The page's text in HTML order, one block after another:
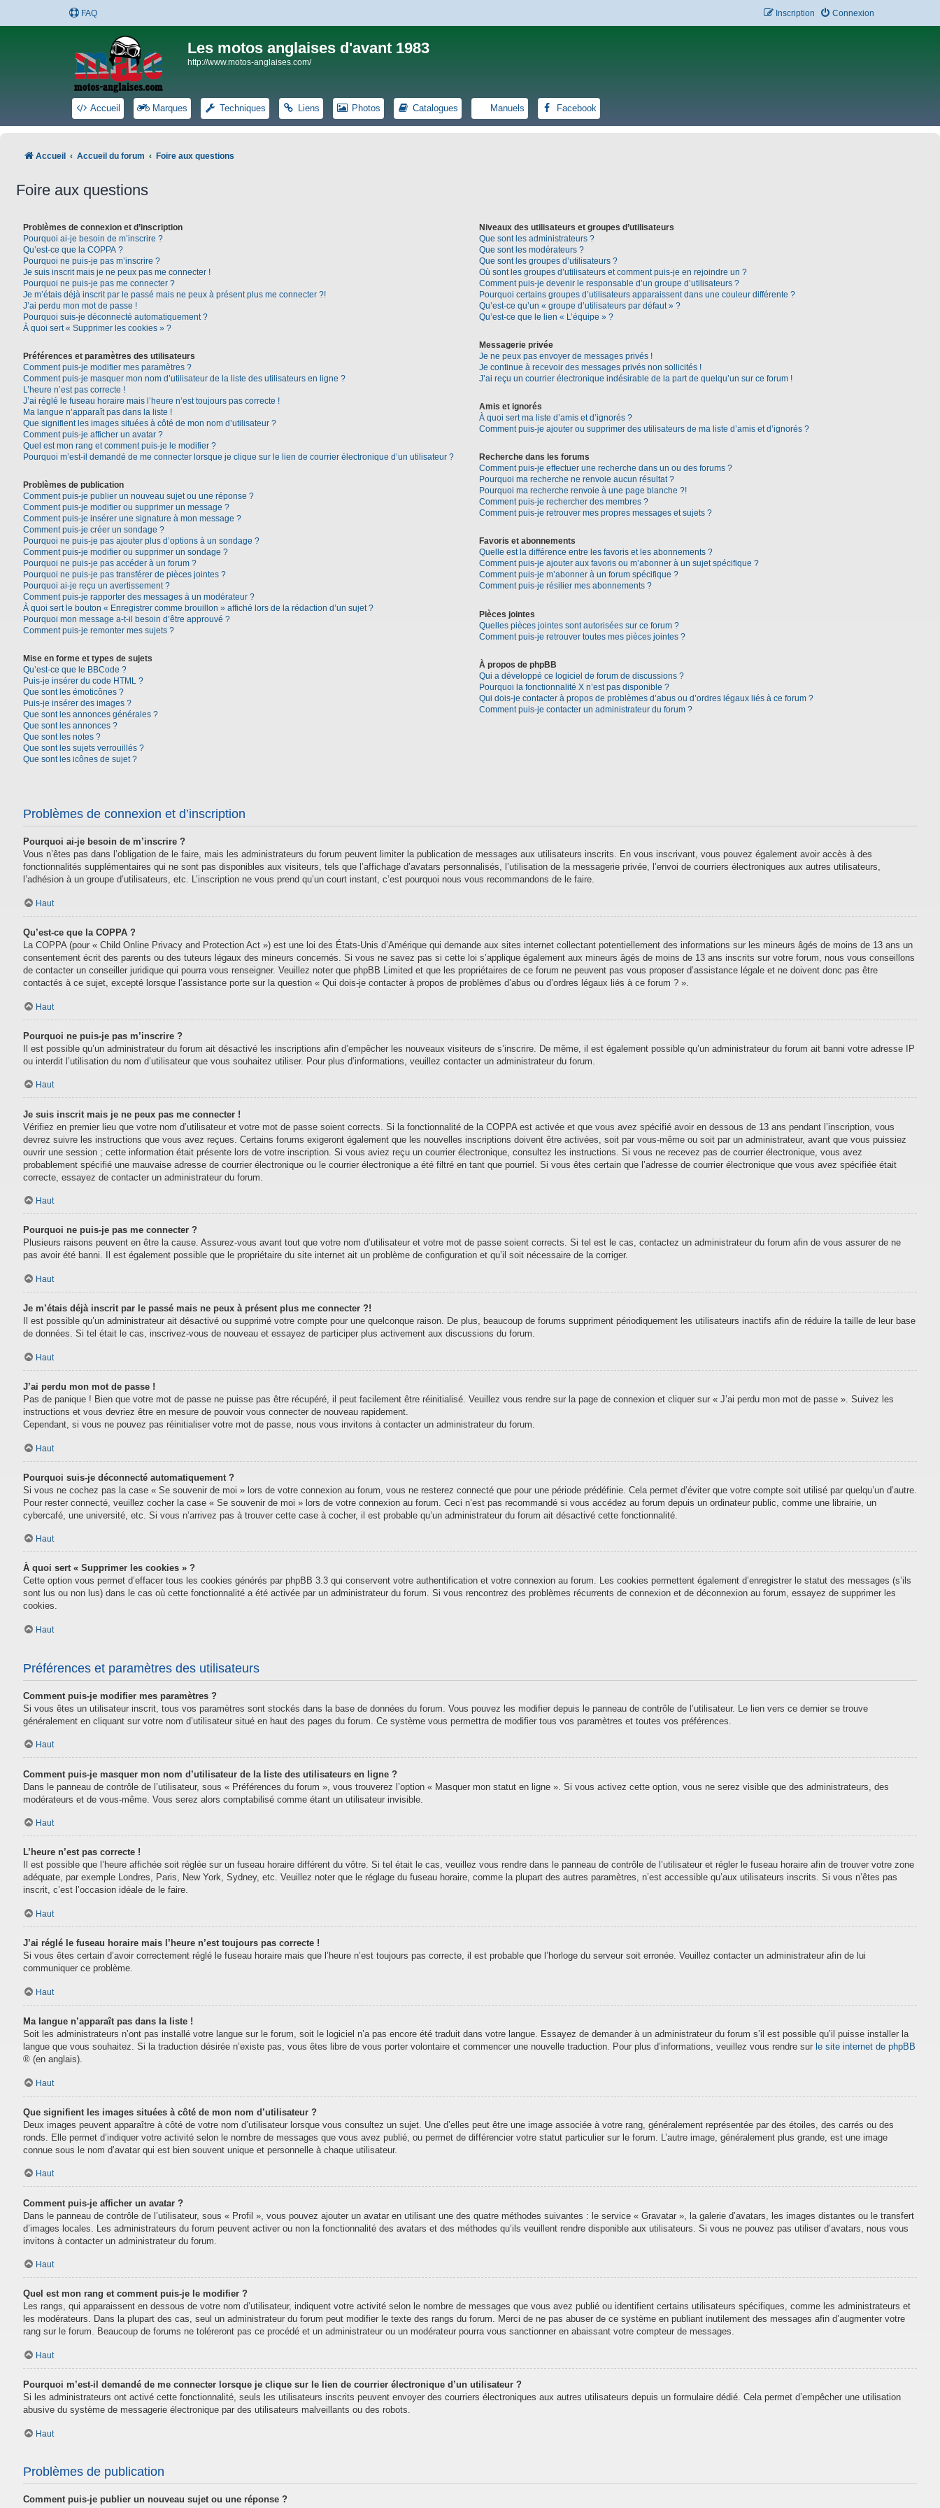
FAQ Connexion
Inscription
Les motos anglaises d'avant 1983
http://www.motos-anglaises.com/
Accueil Marques Techniques Liens Photos Catalogues Manuels Facebook
Accueil Accueil du forum Foire aux questions
Foire aux questions
Problèmes de connexion et d’inscription
Pourquoi ai-je besoin de m’inscrire ?
Qu’est-ce que la COPPA ?
Pourquoi ne puis-je pas m’inscrire ?
Je suis inscrit mais je ne peux pas me connecter !
Pourquoi ne puis-je pas me connecter ?
Je m’étais déjà inscrit par le passé mais ne peux à présent plus me connecter ?!
J’ai perdu mon mot de passe !
Pourquoi suis-je déconnecté automatiquement ?
À quoi sert « Supprimer les cookies » ?
Préférences et paramètres des utilisateurs
Comment puis-je modifier mes paramètres ?
Comment puis-je masquer mon nom d’utilisateur de la liste des utilisateurs en ligne ?
L’heure n’est pas correcte !
J’ai réglé le fuseau horaire mais l’heure n’est toujours pas correcte !
Ma langue n’apparaît pas dans la liste !
Que signifient les images situées à côté de mon nom d’utilisateur ?
Comment puis-je afficher un avatar ?
Quel est mon rang et comment puis-je le modifier ?
Pourquoi m’est-il demandé de me connecter lorsque je clique sur le lien de courrier électronique d’un utilisateur ?
Problèmes de publication
Comment puis-je publier un nouveau sujet ou une réponse ?
Comment puis-je modifier ou supprimer un message ?
Comment puis-je insérer une signature à mon message ?
Comment puis-je créer un sondage ?
Pourquoi ne puis-je pas ajouter plus d’options à un sondage ?
Comment puis-je modifier ou supprimer un sondage ?
Pourquoi ne puis-je pas accéder à un forum ?
Pourquoi ne puis-je pas transférer de pièces jointes ?
Pourquoi ai-je reçu un avertissement ?
Comment puis-je rapporter des messages à un modérateur ?
À quoi sert le bouton « Enregistrer comme brouillon » affiché lors de la rédaction d’un sujet ?
Pourquoi mon message a-t-il besoin d’être approuvé ?
Comment puis-je remonter mes sujets ?
Mise en forme et types de sujets
Qu’est-ce que le BBCode ?
Puis-je insérer du code HTML ?
Que sont les émoticônes ?
Puis-je insérer des images ?
Que sont les annonces générales ?
Que sont les annonces ?
Que sont les notes ?
Que sont les sujets verrouillés ?
Que sont les icônes de sujet ?
Niveaux des utilisateurs et groupes d’utilisateurs
Que sont les administrateurs ?
Que sont les modérateurs ?
Que sont les groupes d’utilisateurs ?
Où sont les groupes d’utilisateurs et comment puis-je en rejoindre un ?
Comment puis-je devenir le responsable d’un groupe d’utilisateurs ?
Pourquoi certains groupes d’utilisateurs apparaissent dans une couleur différente ?
Qu’est-ce qu’un « groupe d’utilisateurs par défaut » ?
Qu’est-ce que le lien « L’équipe » ?
Messagerie privée
Je ne peux pas envoyer de messages privés !
Je continue à recevoir des messages privés non sollicités !
J’ai reçu un courrier électronique indésirable de la part de quelqu’un sur ce forum !
Amis et ignorés
À quoi sert ma liste d’amis et d’ignorés ?
Comment puis-je ajouter ou supprimer des utilisateurs de ma liste d’amis et d’ignorés ?
Recherche dans les forums
Comment puis-je effectuer une recherche dans un ou des forums ?
Pourquoi ma recherche ne renvoie aucun résultat ?
Pourquoi ma recherche renvoie à une page blanche ?!
Comment puis-je rechercher des membres ?
Comment puis-je retrouver mes propres messages et sujets ?
Favoris et abonnements
Quelle est la différence entre les favoris et les abonnements ?
Comment puis-je ajouter aux favoris ou m’abonner à un sujet spécifique ?
Comment puis-je m’abonner à un forum spécifique ?
Comment puis-je résilier mes abonnements ?
Pièces jointes
Quelles pièces jointes sont autorisées sur ce forum ?
Comment puis-je retrouver toutes mes pièces jointes ?
À propos de phpBB
Qui a développé ce logiciel de forum de discussions ?
Pourquoi la fonctionnalité X n’est pas disponible ?
Qui dois-je contacter à propos de problèmes d’abus ou d’ordres légaux liés à ce forum ?
Comment puis-je contacter un administrateur du forum ?
Problèmes de connexion et d’inscription
Pourquoi ai-je besoin de m’inscrire ?
Vous n’êtes pas dans l’obligation de le faire, mais les administrateurs du forum peuvent limiter la publication de messages aux utilisateurs inscrits. En vous inscrivant, vous pouvez également avoir accès à des
fonctionnalités supplémentaires qui ne sont pas disponibles aux visiteurs, tels que l’affichage d’avatars personnalisés, l’utilisation de la messagerie privée, l’envoi de courriers électroniques aux autres utilisateurs,
l’adhésion à un groupe d’utilisateurs, etc. L’inscription ne vous prend qu’un court instant, c’est pourquoi nous vous recommandons de le faire.
Haut
Qu’est-ce que la COPPA ?
La COPPA (pour « Child Online Privacy and Protection Act ») est une loi des États-Unis d’Amérique qui demande aux sites internet collectant potentiellement des informations sur les mineurs âgés de moins de 13 ans un
consentement écrit des parents ou des tuteurs légaux des mineurs concernés. Si vous ne savez pas si cette loi s’applique également aux mineurs âgés de moins de 13 ans inscrits sur votre forum, nous vous conseillons
de contacter un conseiller juridique qui pourra vous renseigner. Veuillez noter que phpBB Limited et que les propriétaires de ce forum ne peuvent pas vous proposer d’assistance légale et ne doivent donc pas être
contactés à ce sujet, excepté lorsque l’assistance porte sur la question « Qui dois-je contacter à propos de problèmes d’abus ou d’ordres légaux liés à ce forum ? ».
Haut
Pourquoi ne puis-je pas m’inscrire ?
Il est possible qu’un administrateur du forum ait désactivé les inscriptions afin d’empêcher les nouveaux visiteurs de s’inscrire. De même, il est également possible qu’un administrateur du forum ait banni votre adresse IP
ou interdit l’utilisation du nom d’utilisateur que vous souhaitez utiliser. Pour plus d’informations, veuillez contacter un administrateur du forum.
Haut
Je suis inscrit mais je ne peux pas me connecter !
Vérifiez en premier lieu que votre nom d’utilisateur et votre mot de passe soient corrects. Si la fonctionnalité de la COPPA est activée et que vous avez spécifié avoir en dessous de 13 ans pendant l’inscription, vous
devrez suivre les instructions que vous avez reçues. Certains forums exigeront également que les nouvelles inscriptions doivent être activées, soit par vous-même ou soit par un administrateur, avant que vous puissiez
ouvrir une session ; cette information était présente lors de votre inscription. Si vous aviez reçu un courrier électronique, consultez les instructions. Si vous ne recevez pas de courrier électronique, vous avez
probablement spécifié une mauvaise adresse de courrier électronique ou le courrier électronique a été filtré en tant que pourriel. Si vous êtes certain que l’adresse de courrier électronique que vous avez spécifiée était
correcte, essayez de contacter un administrateur du forum.
Haut
Pourquoi ne puis-je pas me connecter ?
Plusieurs raisons peuvent en être la cause. Assurez-vous avant tout que votre nom d’utilisateur et votre mot de passe soient corrects. Si tel est le cas, contactez un administrateur du forum afin de vous assurer de ne
pas avoir été banni. Il est également possible que le propriétaire du site internet ait un problème de configuration et qu’il soit nécessaire de la corriger.
Haut
Je m’étais déjà inscrit par le passé mais ne peux à présent plus me connecter ?!
Il est possible qu’un administrateur ait désactivé ou supprimé votre compte pour une quelconque raison. De plus, beaucoup de forums suppriment périodiquement les utilisateurs inactifs afin de réduire la taille de leur base
de données. Si tel était le cas, inscrivez-vous de nouveau et essayez de participer plus activement aux discussions du forum.
Haut
J’ai perdu mon mot de passe !
Pas de panique ! Bien que votre mot de passe ne puisse pas être récupéré, il peut facilement être réinitialisé. Veuillez vous rendre sur la page de connexion et cliquer sur « J’ai perdu mon mot de passe ». Suivez les
instructions et vous devriez être en mesure de pouvoir vous connecter de nouveau rapidement.
Cependant, si vous ne pouvez pas réinitialiser votre mot de passe, nous vous invitons à contacter un administrateur du forum.
Haut
Pourquoi suis-je déconnecté automatiquement ?
Si vous ne cochez pas la case « Se souvenir de moi » lors de votre connexion au forum, vous ne resterez connecté que pour une période prédéfinie. Cela permet d’éviter que votre compte soit utilisé par quelqu’un d’autre.
Pour rester connecté, veuillez cocher la case « Se souvenir de moi » lors de votre connexion au forum. Ceci n’est pas recommandé si vous accédez au forum depuis un ordinateur public, comme une librairie, un
cybercafé, une université, etc. Si vous n’arrivez pas à trouver cette case à cocher, il est probable qu’un administrateur du forum ait désactivé cette fonctionnalité.
Haut
À quoi sert « Supprimer les cookies » ?
Cette option vous permet d’effacer tous les cookies générés par phpBB 3.3 qui conservent votre authentification et votre connexion au forum. Les cookies permettent également d’enregistrer le statut des messages (s’ils
sont lus ou non lus) dans le cas où cette fonctionnalité a été activée par un administrateur du forum. Si vous rencontrez des problèmes récurrents de connexion et de déconnexion au forum, essayez de supprimer les
cookies.
Haut
Préférences et paramètres des utilisateurs
Comment puis-je modifier mes paramètres ?
Si vous êtes un utilisateur inscrit, tous vos paramètres sont stockés dans la base de données du forum. Vous pouvez les modifier depuis le panneau de contrôle de l’utilisateur. Le lien vers ce dernier se trouve
généralement en cliquant sur votre nom d’utilisateur situé en haut des pages du forum. Ce système vous permettra de modifier tous vos paramètres et toutes vos préférences.
Haut
Comment puis-je masquer mon nom d’utilisateur de la liste des utilisateurs en ligne ?
Dans le panneau de contrôle de l’utilisateur, sous « Préférences du forum », vous trouverez l’option « Masquer mon statut en ligne ». Si vous activez cette option, vous ne serez visible que des administrateurs, des
modérateurs et de vous-même. Vous serez alors comptabilisé comme étant un utilisateur invisible.
Haut
L’heure n’est pas correcte !
Il est possible que l’heure affichée soit réglée sur un fuseau horaire différent du vôtre. Si tel était le cas, veuillez vous rendre dans le panneau de contrôle de l’utilisateur et régler le fuseau horaire afin de trouver votre zone
adéquate, par exemple Londres, Paris, New York, Sydney, etc. Veuillez noter que le réglage du fuseau horaire, comme la plupart des autres paramètres, n’est accessible qu’aux utilisateurs inscrits. Si vous n’êtes pas
inscrit, c’est l’occasion idéale de le faire.
Haut
J’ai réglé le fuseau horaire mais l’heure n’est toujours pas correcte !
Si vous êtes certain d’avoir correctement réglé le fuseau horaire mais que l’heure n’est toujours pas correcte, il est probable que l’horloge du serveur soit erronée. Veuillez contacter un administrateur afin de lui
communiquer ce problème.
Haut
Ma langue n’apparaît pas dans la liste !
Soit les administrateurs n’ont pas installé votre langue sur le forum, soit le logiciel n’a pas encore été traduit dans votre langue. Essayez de demander à un administrateur du forum s’il est possible qu’il puisse installer la
langue que vous souhaitez. Si la traduction désirée n’existe pas, vous êtes libre de vous porter volontaire et commencer une nouvelle traduction. Pour plus d’informations, veuillez vous rendre sur le site internet de phpBB
® (en anglais).
Haut
Que signifient les images situées à côté de mon nom d’utilisateur ?
Deux images peuvent apparaître à côté de votre nom d’utilisateur lorsque vous consultez un sujet. Une d’elles peut être une image associée à votre rang, généralement représentée par des étoiles, des carrés ou des
ronds. Elle permet d’indiquer votre activité selon le nombre de messages que vous avez publié, ou permet de différencier votre statut particulier sur le forum. L’autre image, généralement plus grande, est une image
connue sous le nom d’avatar qui est bien souvent unique et personnelle à chaque utilisateur.
Haut
Comment puis-je afficher un avatar ?
Dans le panneau de contrôle de l’utilisateur, sous « Profil », vous pouvez ajouter un avatar en utilisant une des quatre méthodes suivantes : le service « Gravatar », la galerie d’avatars, les images distantes ou le transfert
d’images locales. Les administrateurs du forum peuvent activer ou non la fonctionnalité des avatars et des méthodes qu’ils veuillent rendre disponible aux utilisateurs. Si vous ne pouvez pas utiliser d’avatars, nous vous
invitons à contacter un administrateur du forum.
Haut
Quel est mon rang et comment puis-je le modifier ?
Les rangs, qui apparaissent en dessous de votre nom d’utilisateur, indiquent votre activité selon le nombre de messages que vous avez publié ou identifient certains utilisateurs spécifiques, comme les administrateurs et
les modérateurs. Dans la plupart des cas, seul un administrateur du forum peut modifier le texte des rangs du forum. Merci de ne pas abuser de ce système en publiant inutilement des messages afin d’augmenter votre
rang sur le forum. Beaucoup de forums ne toléreront pas ce procédé et un administrateur ou un modérateur pourra vous sanctionner en abaissant votre compteur de messages.
Haut
Pourquoi m’est-il demandé de me connecter lorsque je clique sur le lien de courrier électronique d’un utilisateur ?
Si les administrateurs ont activé cette fonctionnalité, seuls les utilisateurs inscrits peuvent envoyer des courriers électroniques aux autres utilisateurs depuis un formulaire dédié. Cela permet d’empêcher une utilisation
abusive du système de messagerie électronique par des utilisateurs malveillants ou des robots.
Haut
Problèmes de publication
Comment puis-je publier un nouveau sujet ou une réponse ?